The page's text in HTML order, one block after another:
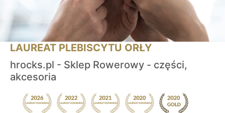
LAUREAT PLEBISCYTU ORŁY
hrocks.pl - Sklep Rowerowy - części,
akcesoria